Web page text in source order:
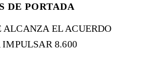
DE PORTADA
ALCANZA EL ACUERDO
IMPULSAR 8.600